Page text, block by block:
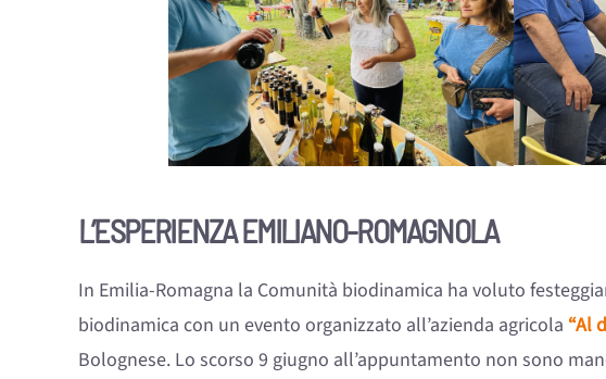
L’ESPERIENZA EMILIANO-ROMAGNOLA
In Emilia-Romagna la Comunità biodinamica ha voluto
biodinamica con un evento organizzato all’azienda agricola “Al
Bolognese. Lo scorso 9 giugno all’appuntamento non sono